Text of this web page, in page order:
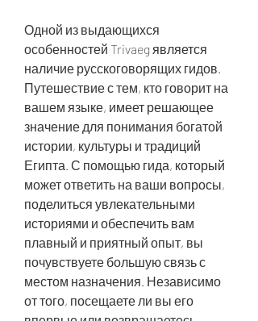
Одной из выдающихся
особенностей Trivaeg является
наличие русскоговорящих гидов.
Путешествие с тем, кто говорит на
вашем языке, имеет решающее
значение для понимания богатой
истории, культуры и традиций
Египта. С помощью гида, который
может ответить на ваши вопросы,
поделиться увлекательными
историями и обеспечить вам
плавный и приятный опыт, вы
почувствуете большую связь с
местом назначения. Независимо
от того, посещаете ли вы его